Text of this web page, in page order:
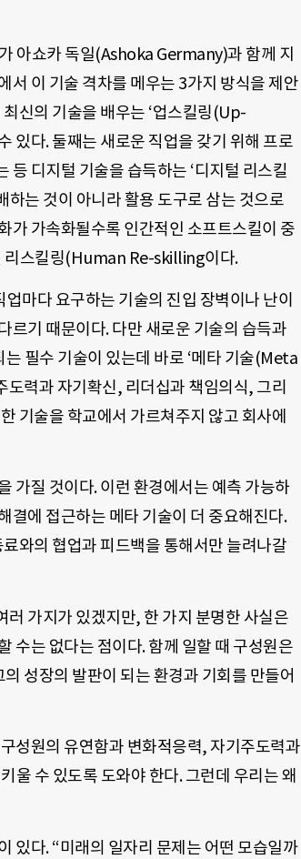
아쇼카 독일(Ashoka Germany)과 함께 지
이 기술 격차를 메우는 3가지 방식을 제안
신의 기술을 배우는 ‘업스킬링(Up-
있다. 둘째는 새로운 직업을 갖기 위해 프로
디지털 기술을 습득하는 ‘디지털 리스킬
는 것이 아니라 활용 도구로 삼는 것으로
가 가속화될수록 인간적인 소프트스킬이 중
리스킬링(Human Re-skilling이다.
마다 요구하는 기술의 진입 장벽이나 난이
르기 때문이다. 다만 새로운 기술의 습득과
필수 기술이 있는데 바로 ‘메타 기술(Meta
력과 자기확신, 리더십과 책임의식, 그리
기술을 학교에서 가르쳐주지 않고 회사에
가질 것이다. 이런 환경에서는 예측 가능하
결에 접근하는 메타 기술이 더 중요해진다.
와의 협업과 피드백을 통해서만 늘려나갈
가지가 있겠지만, 한 가지 분명한 사실은
수는 없다는 점이다. 함께 일할 때 구성원은
성장의 발판이 되는 환경과 기회를 만들어
성원의 유연함과 변화적응력, 자기주도력과
울 수 있도록 도와야 한다. 그런데 우리는 왜
있다. “미래의 일자리 문제는 어떤 모습일까